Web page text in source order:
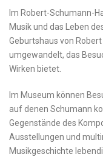
Im ⁢Robert-Schumann-
Musik und das Leben‌
Geburtshaus⁣ von
umgewandelt, das⁢
Wirken bietet.
Im Museum ⁤können
​auf denen Schumann
⁣Gegenstände​ des
Ausstellungen und
Musikgeschichte